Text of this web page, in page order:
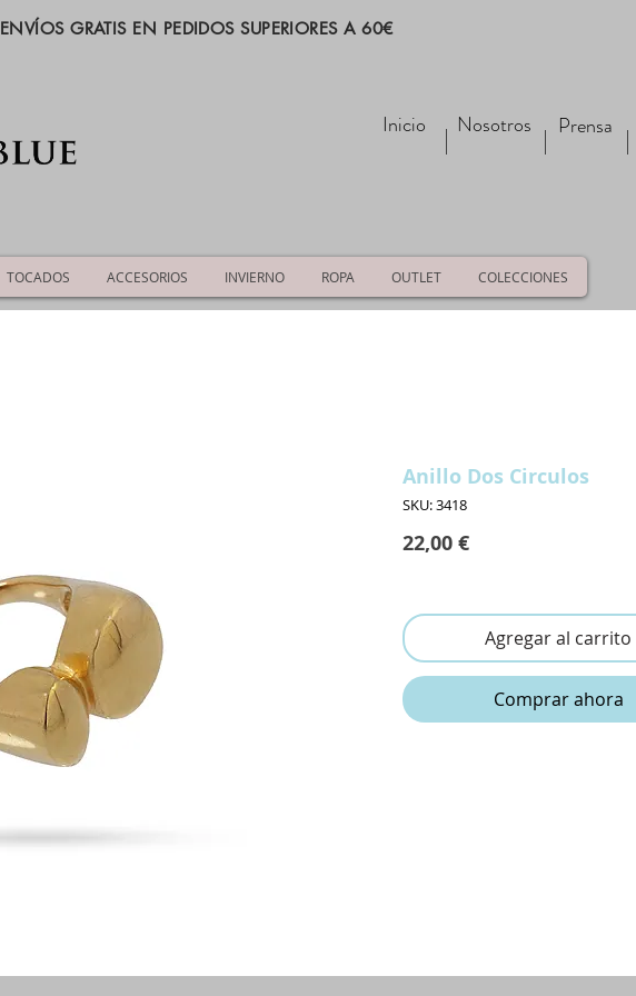
ENVÍOS GRATIS EN PEDIDOS SUPERIORES A 60€
Inicio Nosotros Prensa
Anillo Dos Circulos
SKU: 3418
22,00 €Precio
Agregar al carrito
Comprar ahora
TOCADOS ACCESORIOS INVIERNO ROPA OUTLET COLECCIONES